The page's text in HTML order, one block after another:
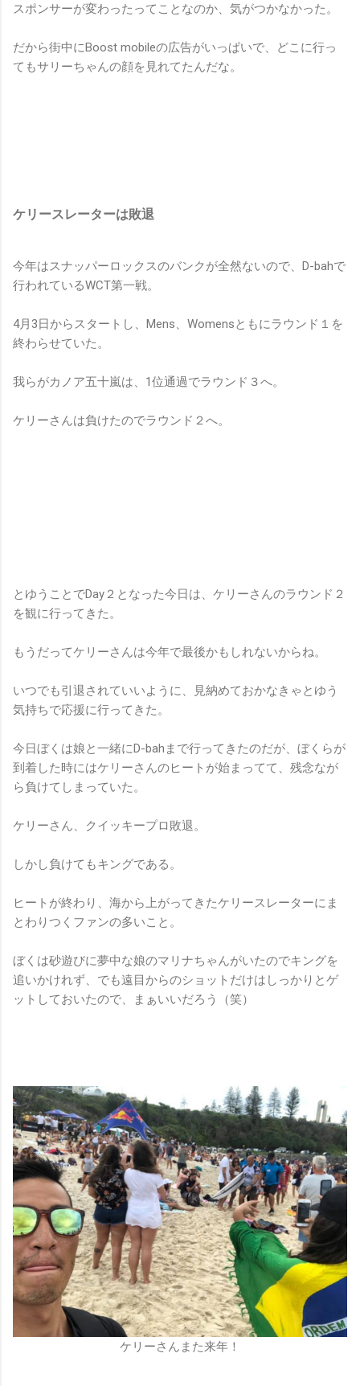
スポンサーが変わったってことなのか、気がつかなかった。
だから街中にBoost mobileの広告がいっぱいで、どこに行っ
てもサリーちゃんの顔を見れてたんだな。
ケリースレーターは敗退
今年はスナッパーロックスのバンクが全然ないので、D-bahで
行われているWCT第一戦。
4月3日からスタートし、Mens、Womensともにラウンド１を
終わらせていた。
我らがカノア五十嵐は、1位通過でラウンド３へ。
ケリーさんは負けたのでラウンド２へ。
とゆうことでDay２となった今日は、ケリーさんのラウンド２
を観に行ってきた。
もうだってケリーさんは今年で最後かもしれないからね。
いつでも引退されていいように、見納めておかなきゃとゆう
気持ちで応援に行ってきた。
今日ぼくは娘と一緒にD-bahまで行ってきたのだが、ぼくらが
到着した時にはケリーさんのヒートが始まってて、残念なが
ら負けてしまっていた。
ケリーさん、クイッキープロ敗退。
しかし負けてもキングである。
ヒートが終わり、海から上がってきたケリースレーターにま
とわりつくファンの多いこと。
ぼくは砂遊びに夢中な娘のマリナちゃんがいたのでキングを
追いかけれず、でも遠目からのショットだけはしっかりとゲ
ットしておいたので、まぁいいだろう（笑）
ケリーさんまた来年！